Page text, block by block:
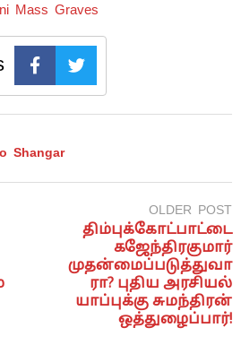
Mass Graves
Shangar
OLDER POST
திம்புக்கோட்பாட்டை
கஜேந்திரகுமார்
முதன்மைப்படுத்துவா
ரா? புதிய அரசியல்
யாப்புக்கு சுமந்திரன்
ஒத்துழைப்பார்!